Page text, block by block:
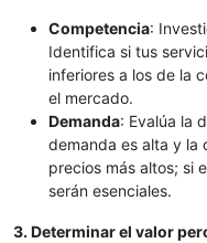
Competencia:
Identifica si tus
inferiores a los de la
el mercado.
Demanda: Evalúa la
demanda es alta y la
precios más altos; si
serán esenciales.
3. Determinar el valor